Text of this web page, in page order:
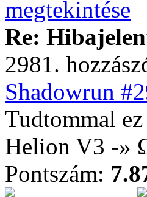
Re:
2981.
Shadowrun
Tudtommal
Helion V3 -»
Pontszám: